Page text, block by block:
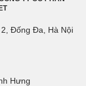
2, Đống Đa, Hà Nội
Hưng